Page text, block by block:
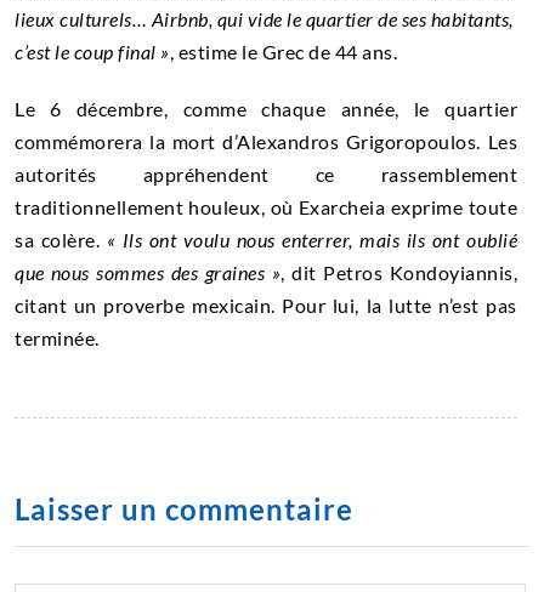
lieux culturels… Airbnb, qui vide le quartier de ses habitants,
c’est le coup final », estime le Grec de 44 ans.
Le 6 décembre, comme chaque année, le quartier
commémorera la mort d’Alexandros Grigoropoulos. Les
autorités appréhendent ce rassemblement
traditionnellement houleux, où Exarcheia exprime toute
sa colère. « Ils ont voulu nous enterrer, mais ils ont oublié
que nous sommes des graines », dit Petros Kondoyiannis,
citant un proverbe mexicain. Pour lui, la lutte n’est pas
terminée.
Laisser un commentaire